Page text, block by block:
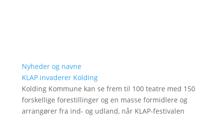
Nyheder og navne
KLAP invaderer Kolding
Kolding Kommune kan se frem til 100 teatre med 150
forskellige forestillinger og en masse formidlere og
arrangører fra ind- og udland, når KLAP-festivalen